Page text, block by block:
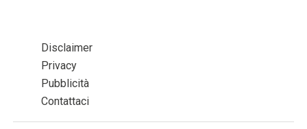
Disclaimer
Privacy
Pubblicità
Contattaci